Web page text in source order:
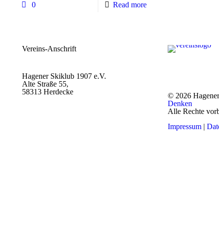
0 Read more
Vereins-Anschrift
Hagener Skiklub 1907 e.V.
Alte Straße 55,
58313 Herdecke
© 2026
Denken
Alle Rechte
Impressum|